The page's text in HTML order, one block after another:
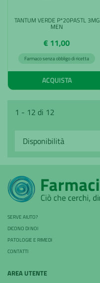
TANTUM VERDE P*20PASTL 3MG
MEN
€ 11,00
Farmaco senza obbligo di ricetta
ACQUISTA
1 - 12 di 12
SERVE AIUTO?
DICONO DI NOI
PATOLOGIE E RIMEDI
CONTATTI
AREA UTENTE